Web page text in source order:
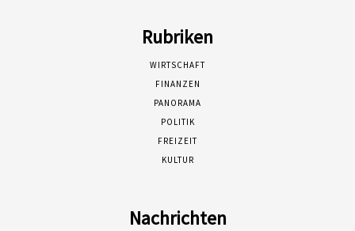
Rubriken
WIRTSCHAFT
FINANZEN
PANORAMA
POLITIK
FREIZEIT
KULTUR
Nachrichten